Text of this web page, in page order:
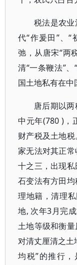
税法是农
代“作爰田”、
弛，从唐宋“两
清“一条鞭法”
国土地私有在中
唐后期以
中元年(780 )，
财产税及土地
家无法对其正
十之三，出现
石变法有方田
理地籍，清理
地, 次年3月完
土地等级和衡量
对清丈厘清之土
均税”的推行